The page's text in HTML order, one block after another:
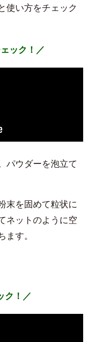
使い方をチェック
ック！／
パウダーを泡立て
末を固めて粒状に
ネットのように空
す。
ク！／